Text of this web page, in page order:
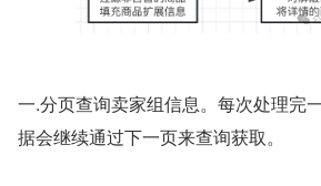
一.分⻚查询卖家组信息。每次处理完
据会继续通过下⼀⻚来查询获取。